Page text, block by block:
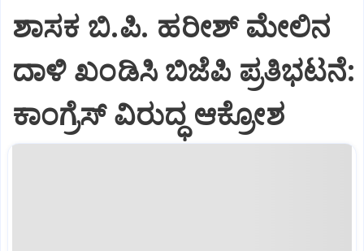
ಶಾಸಕ ಬಿ.ಪಿ. ಹರೀಶ್ ಮೇಲಿನ
ದಾಳಿ ಖಂಡಿಸಿ ಬಿಜೆಪಿ ಪ್ರತಿಭಟನೆ:
ಕಾಂಗ್ರೆಸ್ ವಿರುದ್ಧ ಆಕ್ರೋಶ